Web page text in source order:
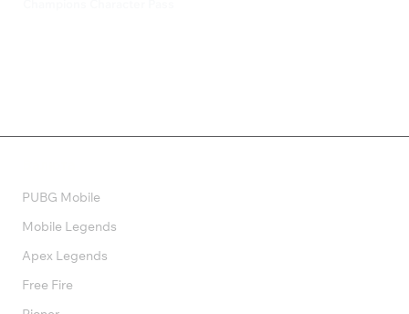
PUBG Mobile
Mobile Legends
Apex Legends
Free Fire